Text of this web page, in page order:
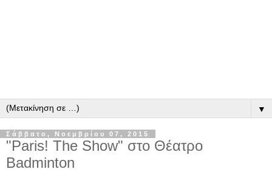
▼
Σάββατο, Νοεμβρίου 07, 2015
"Paris! The Show" στο Θέατρο
Badminton